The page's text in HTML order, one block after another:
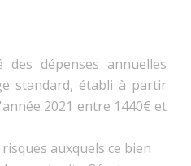
dépenses annuelles
standard, établi à partir
2021 entre 1440€ et
auxquels ce bien